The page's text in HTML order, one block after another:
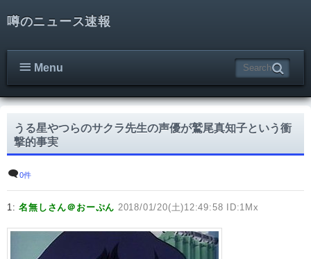
噂のニュース速報
Menu
うる星やつらのサクラ先生の声優が鷲尾真知子という衝
撃的事実
0件
1:名無しさん＠おーぷん 2018/01/20(土)12:49:58 ID:1Mx